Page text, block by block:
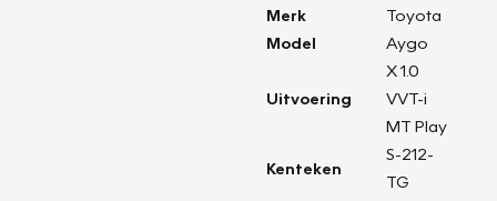
Merk
Toyota
Model
Aygo
Uitvoering
X 1.0
VVT-i
MT Play
Kenteken
S-212-
TG